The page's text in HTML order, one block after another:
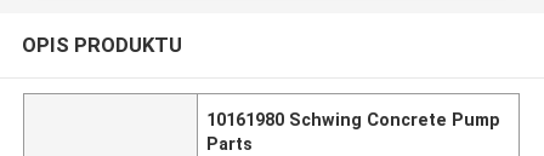
OPIS PRODUKTU
10161980 Schwing Concrete Pump
Parts